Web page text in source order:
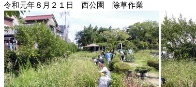
令和元年８月２１日 西公園 除草作業